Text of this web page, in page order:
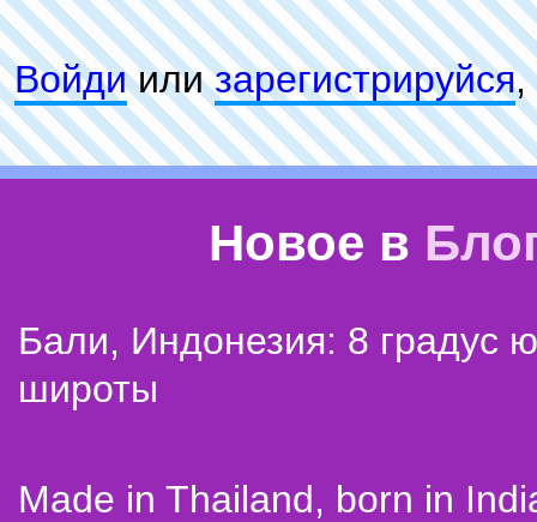
Войдиилизарeгиcтpируйся,
Новое в
Бали, Индонезия: 8 градус
широты
Made in Thailand, born in